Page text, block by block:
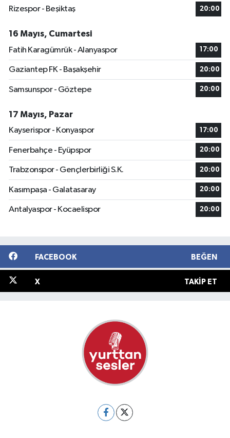
Rizespor - Beşiktaş
20:00
16 Mayıs, Cumartesi
Fatih Karagümrük - Alanyaspor
17:00
Gaziantep FK - Başakşehir 20:00
Samsunspor - Göztepe 20:00
17 Mayıs, Pazar
Kayserispor - Konyaspor
17:00
Fenerbahçe - Eyüpspor 20:00
Trabzonspor - Gençlerbirliği S.K. 20:00
Kasımpaşa - Galatasaray 20:00
Antalyaspor - Kocaelispor 20:00
FACEBOOK BEĞEN
X TAKIP ET